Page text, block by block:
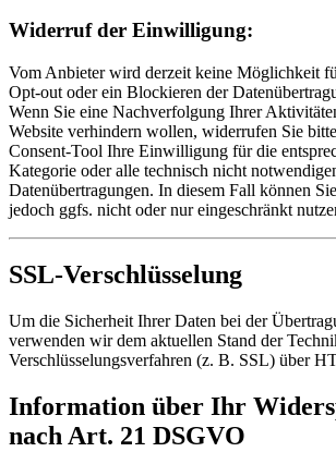
Widerruf der Einwilligung:
Vom Anbieter wird derzeit keine Möglichkeit
Opt-out oder ein Blockieren der
Wenn Sie eine Nachverfolgung Ihrer
Website verhindern wollen, widerrufen Sie
Consent-Tool Ihre Einwilligung für die
Kategorie oder alle technisch nicht
Datenübertragungen. In diesem Fall können
jedoch ggfs. nicht oder nur eingeschränkt
SSL-Verschlüsselung
Um die Sicherheit Ihrer Daten bei der
verwenden wir dem aktuellen Stand der
Verschlüsselungsverfahren (z. B. SSL) über
Information über Ihr
nach Art. 21 DSGVO